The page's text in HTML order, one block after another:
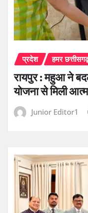
प्रदेश हमर
रायपुर : महुआ ने
योजना से मिली
Junior Editor1